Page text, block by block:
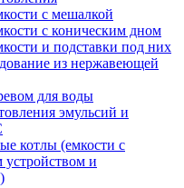
с мешалкой
с коническим дном
и подставки под них
из нержавеющей
для воды
эмульсий и
котлы (емкости с
и